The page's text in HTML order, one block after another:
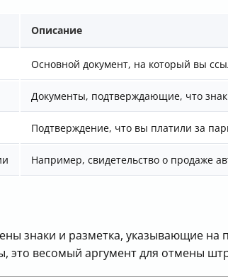
Описание
Основной документ, на который вы
Документы, подтверждающие, что
Подтверждение, что вы платили за
Например, свидетельство о продаже
знаки и разметка, указывающие на
это весомый аргумент для отмены